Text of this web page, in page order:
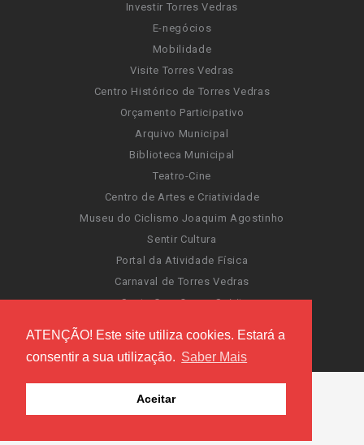
ATENÇÃO! Este site utiliza cookies. Estará a
consentir a sua utilização. Saber Mais
Aceitar
Investir Torres Vedras
E-negócios
Mobilidade
Visite Torres Vedras
Centro Histórico de Torres Vedras
Orçamento Participativo
Arquivo Municipal
Biblioteca Municipal
Teatro-Cine
Centro de Artes e Criatividade
Museu do Ciclismo Joaquim Agostinho
Sentir Cultura
Portal da Atividade Física
Carnaval de Torres Vedras
Santa Cruz Ocean Spirit